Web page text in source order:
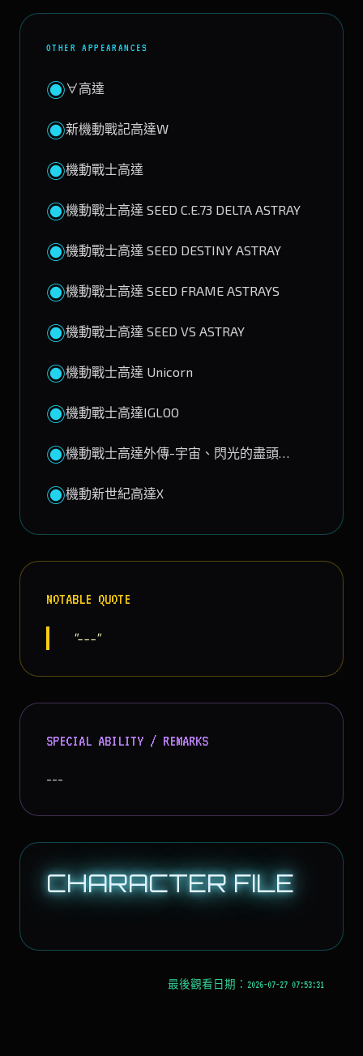
OTHER APPEARANCES
◉∀高達
◉新機動戰記高達W
◉機動戰士高達
◉機動戰士高達 SEED C.E.73 DELTA ASTRAY
◉機動戰士高達 SEED DESTINY ASTRAY
◉機動戰士高達 SEED FRAME ASTRAYS
◉機動戰士高達 SEED VS ASTRAY
◉機動戰士高達 Unicorn
◉機動戰士高達IGLOO
◉機動戰士高達外傳-宇宙、閃光的盡頭…
◉機動新世紀高達X
NOTABLE QUOTE
"---"
SPECIAL ABILITY / REMARKS
---
CHARACTER FILE
最後觀看日期：2026-07-27 07:53:31